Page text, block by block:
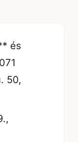
és
50,